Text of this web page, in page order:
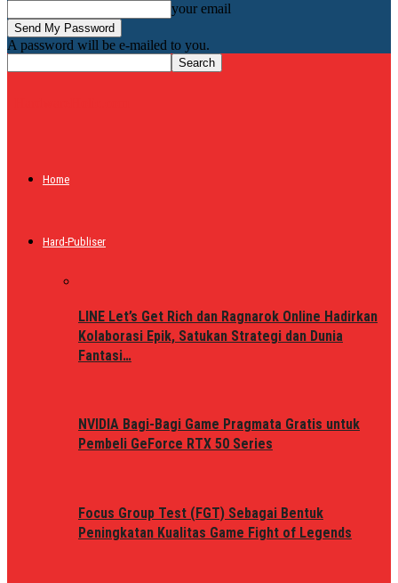
your email
A password will be e-mailed to you.
Home
Hard-Publiser
LINE Let’s Get Rich dan Ragnarok Online Hadirkan
Kolaborasi Epik, Satukan Strategi dan Dunia
Fantasi…
NVIDIA Bagi-Bagi Game Pragmata Gratis untuk
Pembeli GeForce RTX 50 Series
Focus Group Test (FGT) Sebagai Bentuk
Peningkatan Kualitas Game Fight of Legends